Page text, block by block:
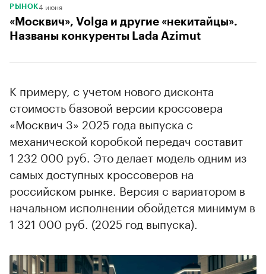
РЫНОК4 июня
«Москвич», Volga и другие «некитайцы».
Названы конкуренты Lada Azimut
К примеру, с учетом нового дисконта
стоимость базовой версии кроссовера
«Москвич 3» 2025 года выпуска с
механической коробкой передач составит
1 232 000 руб. Это делает модель одним из
самых доступных кроссоверов на
российском рынке. Версия с вариатором в
начальном исполнении обойдется минимум в
1 321 000 руб. (2025 год выпуска).